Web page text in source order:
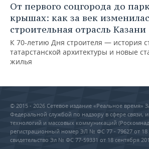
От первого соцгорода до
крышах: как за век
строительная отрасль Казани
К 70-летию Дня строителя — история
татарстанской архитектуры и новые
жилья
© 2015 - 2026 Сетевое издание «Реальное время»
Федеральной службой по надзору в сфере
технологий и массовых коммуникаций
регистрационный номер ЭЛ № ФС 77 - 79627 от 18
свидетельство Эл № ФС 77-59331 от 18 сентября